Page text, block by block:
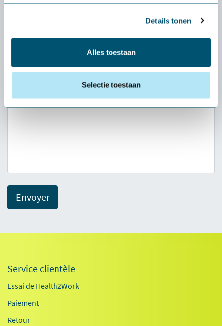
Details tonen
Alles toestaan
Selectie toestaan
Message
Envoyer
Service clientèle
Essai de Health2Work
Paiement
Retour